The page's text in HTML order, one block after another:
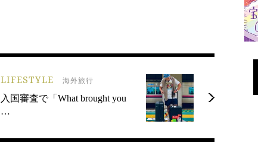
LIFESTYLE 海外旅行
入国審査で「What brought you
…